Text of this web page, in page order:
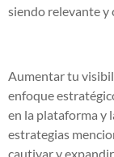
siendo relevante y
Aumentar tu
enfoque
en la plataforma y
estrategias
cautivar y